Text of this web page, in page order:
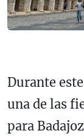
Durante
una de las
para